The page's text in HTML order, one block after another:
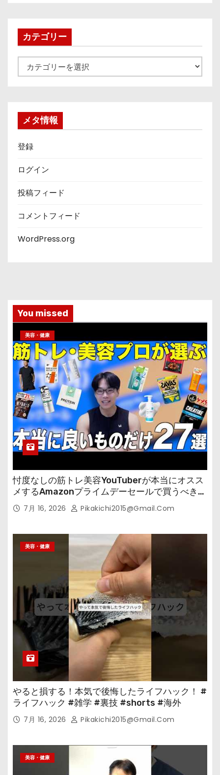
ブカテゴリー
テ
メタ情報
登録
ログイン
投稿フィード
コメントフィード
WordPress.org
You missed
美容・健康
忖度なしの筋トレ美容YouTuberが本当にオスス
メするAmazonプライムデーセールで買うべきも
の 7月 16, 2026 Pikakichi2015@gmail.com
美容・健康
やると損する！本気で後悔したライフハック！ #
ライフハック #雑学 #裏技 #shorts #海外
7月 16, 2026 Pikakichi2015@gmail.com
美容・健康